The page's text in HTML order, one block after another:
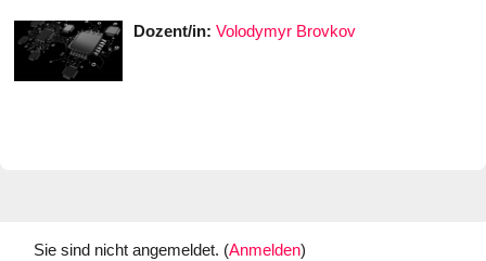
Dozent/in: Volodymyr Brovkov
Sie sind nicht angemeldet. (Anmelden)